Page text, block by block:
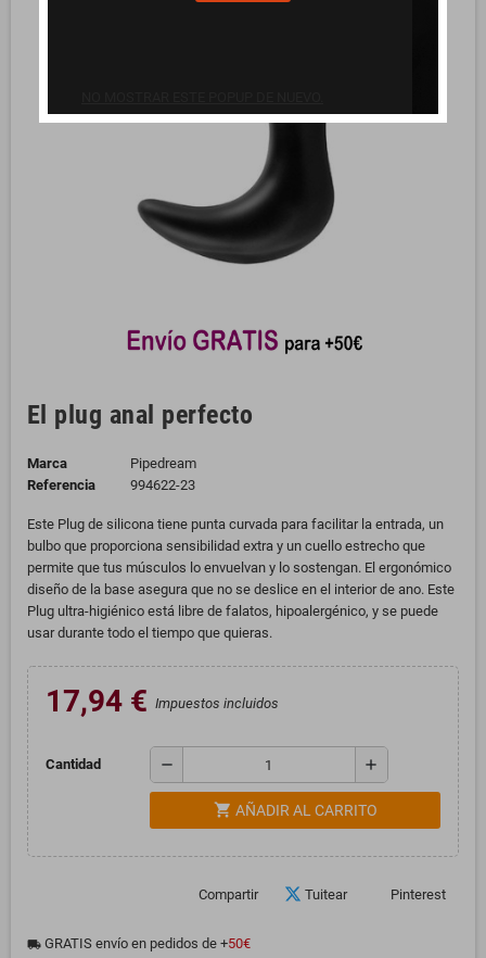
El plug anal perfecto
Marca
Pipedream
Referencia
994622-23
Este Plug de silicona tiene punta curvada para facilitar la entrada, un
bulbo que proporciona sensibilidad extra y un cuello estrecho que
permite que tus músculos lo envuelvan y lo sostengan. El ergonómico
diseño de la base asegura que no se deslice en el interior de ano. Este
Plug ultra-higiénico está libre de falatos, hipoalergénico, y se puede
usar durante todo el tiempo que quieras.
17,94 € Impuestos incluidos
Cantidad remove add
shopping_cart AÑADIR AL CARRITO
Compartir Tuitear Pinterest
local_shipping GRATIS envío en pedidos de +50€